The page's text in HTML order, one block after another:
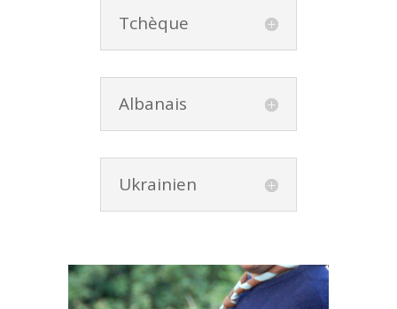
Tchèque
Albanais
Ukrainien